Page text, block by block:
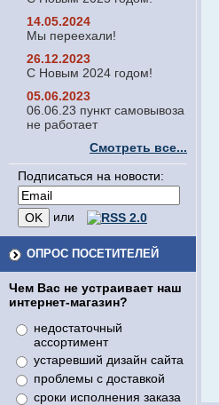
14.05.2024
Мы переехали!
26.12.2023
С Новым 2024 годом!
05.06.2023
06.06.23 пункт самовывоза
не работает
Смотреть все...
Подписаться на новости:
или
ОПРОС ПОСЕТИТЕЛЕЙ
Чем Вас не устраивает наш
интернет-магазин?
недостаточный
ассортимент
устаревший дизайн сайта
проблемы с доставкой
сроки исполнения заказа